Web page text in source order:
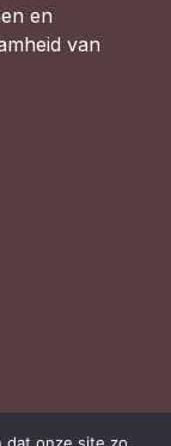
en
van